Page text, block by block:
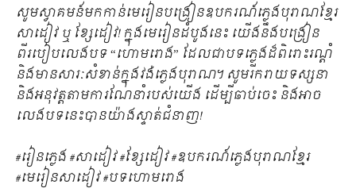
សូមស្វាគមន៍មកកាន់មេរៀនបង្រៀនឧបករណ៍ភ្លេងបុរាណខ្មែរ
សាដៀវ ឬ ខ្សែដៀវ! ក្នុងមេរៀនដំបូងនេះ យើងនឹងបង្រៀន
ពីរបៀបលេងបទ “ហោមរោង” ដែលជាបទភ្លេងដ៏ពិរោះរណ្តំ
និងមានសារៈសំខាន់ក្នុងវង់ភ្លេងបុរាណ។ សូមរីករាយទស្សនា
និងអនុវត្តតាមការណែនាំរបស់យើង ដើម្បីឆាប់ចេះ និងអាច
លេងបទនេះបានយ៉ាងស្ទាត់ជំនាញ!
#រៀនភ្លេង #សាដៀវ #ខ្សែដៀវ #ឧបករណ៍ភ្លេងបុរាណខ្មែរ
#មេរៀនសាដៀវ #បទហោមរោង